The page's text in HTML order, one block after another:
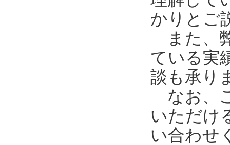
かりとご
また、
ている実
談も承り
なお、
いただけ
い合わせ